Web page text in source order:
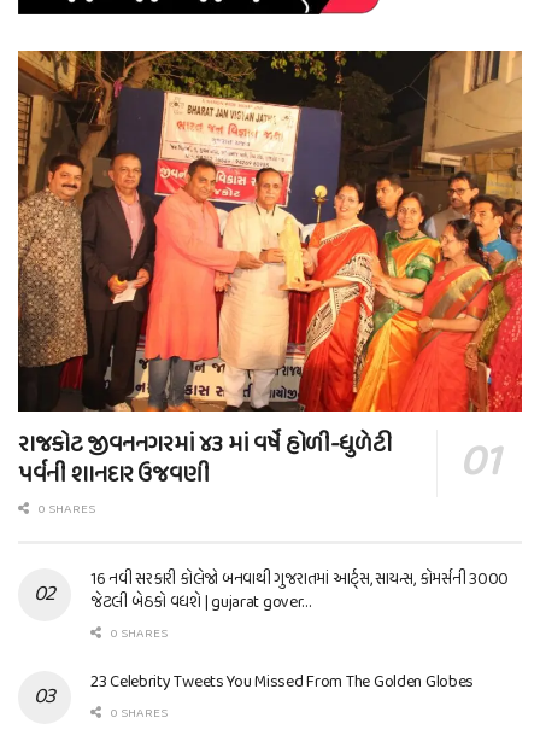
રાજકોટ જીવનનગરમાં ૪૩ માં વર્ષે હોળી-ધુળેટી
પર્વની શાનદાર ઉજવણી
0 SHARES
16 નવી સરકારી કોલેજો બનવાથી ગુજરાતમાં આર્ટ્સ, સાયન્સ, કોમર્સની 3000
જેટલી બેઠકો વધશે | gujarat gover…
0 SHARES
23 Celebrity Tweets You Missed From The Golden Globes
0 SHARES